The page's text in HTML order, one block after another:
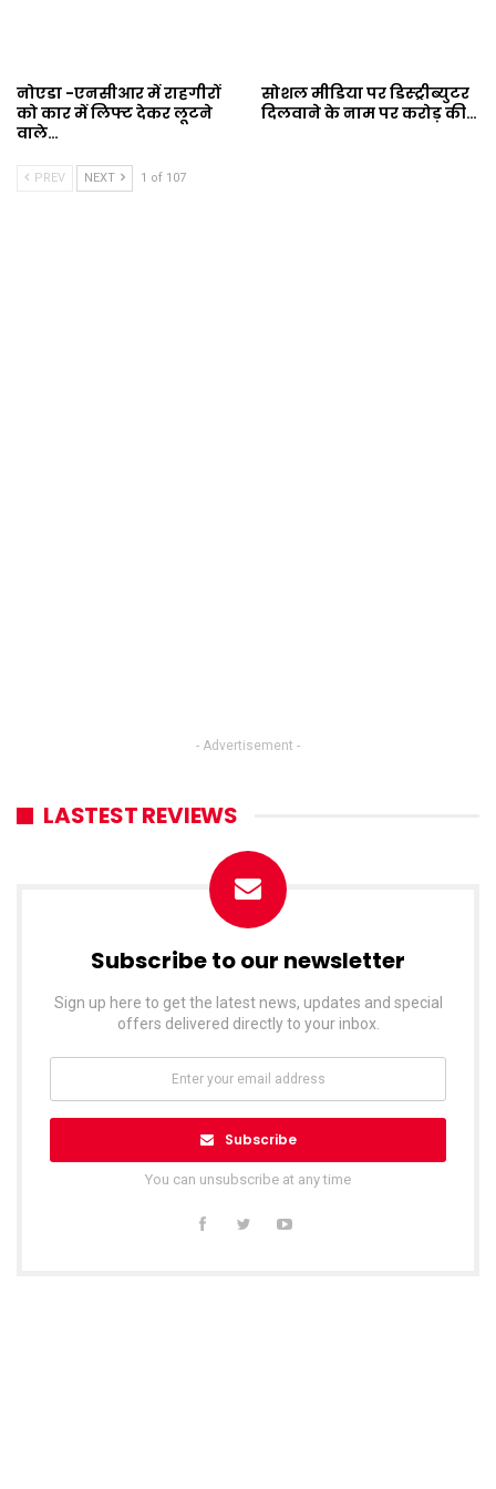
नोएडा -एनसीआर में राहगीरों
को कार में लिफ्ट देकर लूटने
वाले…
सोशल मीडिया पर डिस्ट्रीब्युटर
दिलवाने के नाम पर करोड़ की…
PREV NEXT 1 of 107
- Advertisement -
LASTEST REVIEWS
Subscribe to our newsletter
Sign up here to get the latest news, updates and special
offers delivered directly to your inbox.
Subscribe
You can unsubscribe at any time